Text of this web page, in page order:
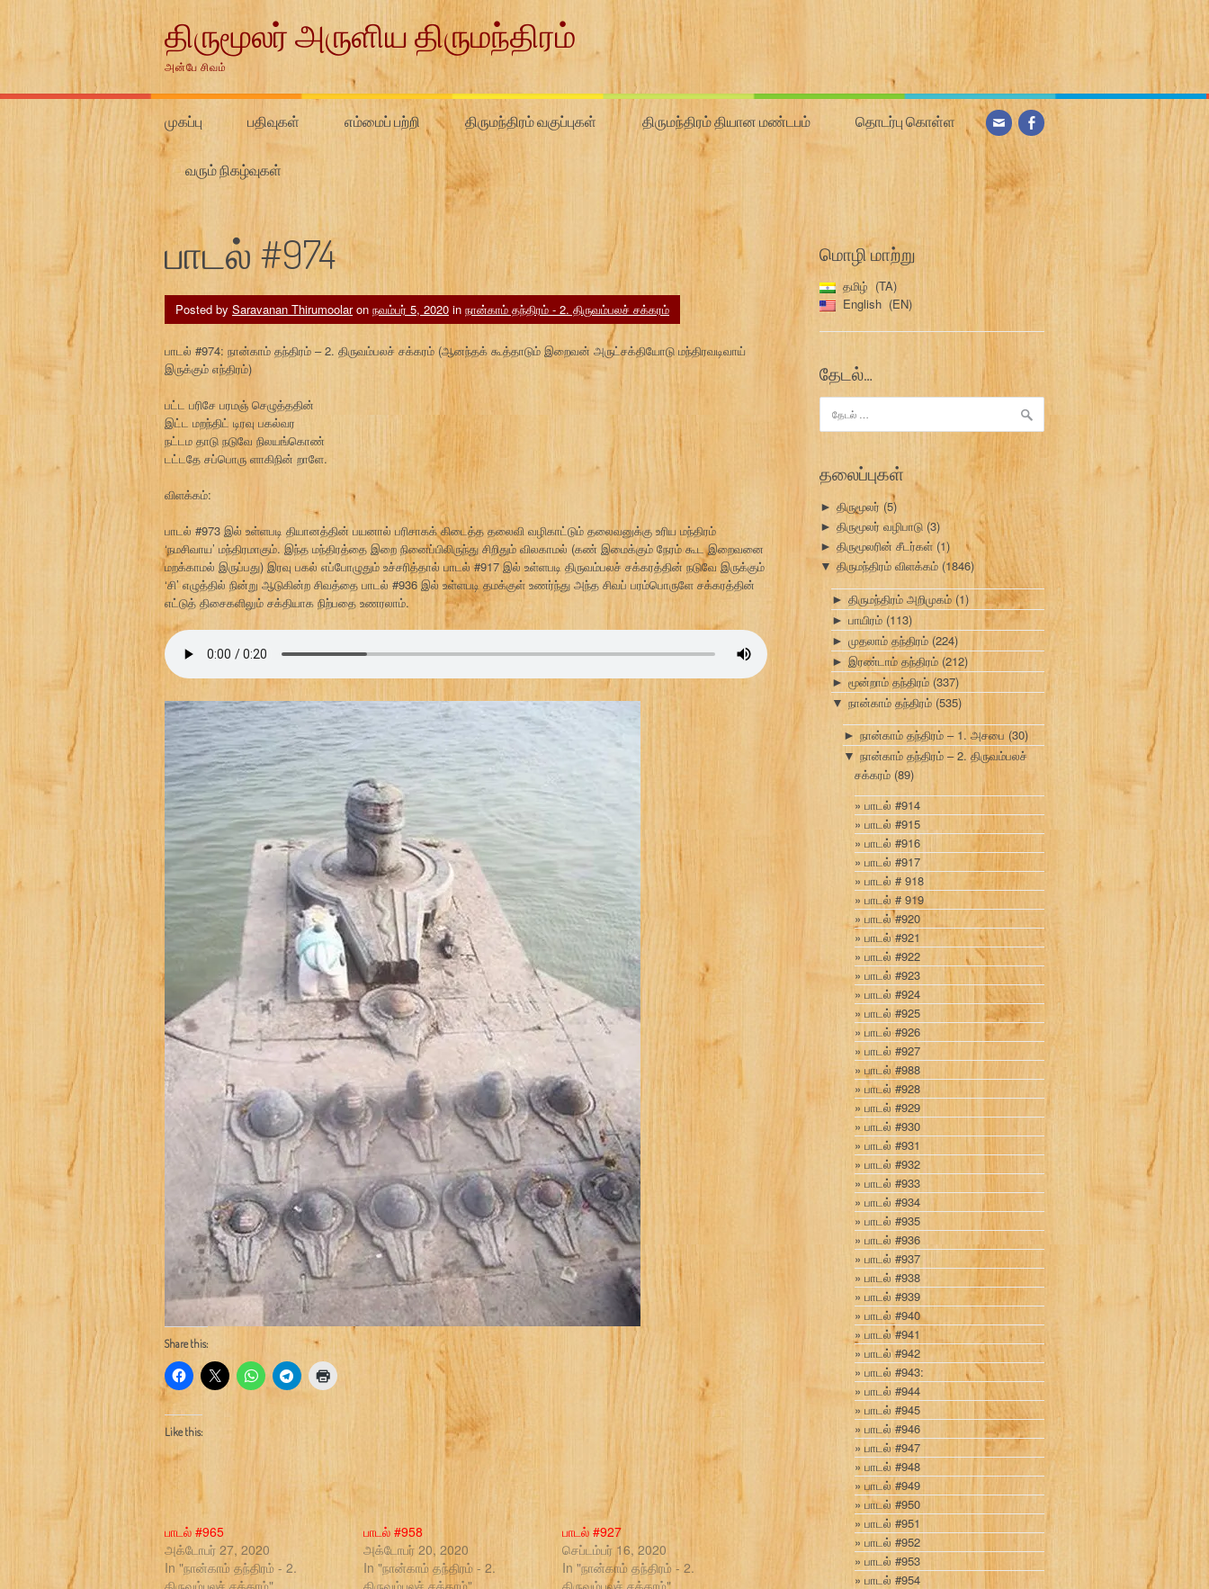
திருமூலர் அருளிய திருமந்திரம்
அன்பே சிவம்
முகப்பு பதிவுகள் எம்மைப் பற்றி திருமந்திரம் வகுப்புகள் திருமந்திரம் தியான மண்டபம் தொடர்பு கொள்ள
வரும் நிகழ்வுகள்
பாடல் #974
Posted by Saravanan Thirumoolaron நவம்பர் 5, 2020 in நான்காம் தந்திரம் - 2. திருவம்பலச் சக்கரம்
பாடல் #974: நான்காம் தந்திரம் – 2. திருவம்பலச் சக்கரம் (ஆனந்தக் கூத்தாடும் இறைவன் அருட்சக்தியோடு மந்திரவடிவாய்
இருக்கும் எந்திரம்)
பட்ட பரிசே பரமஞ் செழுத்ததின்
இட்ட மறந்திட் டிரவு பகல்வர
நட்டம தாடு நடுவே நிலயங்கொண்
டட்டதே சப்பொரு ளாகிநின் றாளே.
விளக்கம்:
பாடல் #973 இல் உள்ளபடி தியானத்தின் பயனால் பரிசாகக் கிடைத்த தலைவி வழிகாட்டும் தலைவனுக்கு உரிய மந்திரம்
‘நமசிவாய’ மந்திரமாகும். இந்த மந்திரத்தை இறை நினைப்பிலிருந்து சிறிதும் விலகாமல் (கண் இமைக்கும் நேரம் கூட இறைவனை
மறக்காமல் இருப்பது) இரவு பகல் எப்போழுதும் உச்சரித்தால் பாடல் #917 இல் உள்ளபடி திருவம்பலச் சக்கரத்தின் நடுவே இருக்கும்
‘சி’ எழுத்தில் நின்று ஆடுகின்ற சிவத்தை பாடல் #936 இல் உள்ளபடி தமக்குள் உணர்ந்து அந்த சிவப் பரம்பொருளே சக்கரத்தின்
எட்டுத் திசைகளிலும் சக்தியாக நிற்பதை உணரலாம்.
Share this:
Like this:
பாடல் #965
அக்டோபர் 27, 2020
In "நான்காம் தந்திரம் - 2.
பாடல் #958
அக்டோபர் 20, 2020
In "நான்காம் தந்திரம் - 2.
பாடல் #927
செப்டம்பர் 16, 2020
In "நான்காம் தந்திரம் - 2.
மொழி மாற்று
தமிழ்
TA
English
EN
தேடல்…
தேடு:
தலைப்புகள்
► திருமூலர் (5)
► திருமூலர் வழிபாடு (3)
► திருமூலரின் சீடர்கள் (1)
▼ திருமந்திரம் விளக்கம் (1846)
► திருமந்திரம் அறிமுகம் (1)
► பாயிரம் (113)
► முதலாம் தந்திரம் (224)
► இரண்டாம் தந்திரம் (212)
► மூன்றாம் தந்திரம் (337)
▼ நான்காம் தந்திரம் (535)
► நான்காம் தந்திரம் – 1. அசபை (30)
▼ நான்காம் தந்திரம் – 2. திருவம்பலச்
சக்கரம் (89)
பாடல் #914
பாடல் #915
பாடல் #916
பாடல் #917
பாடல் # 918
பாடல் # 919
பாடல் #920
பாடல் #921
பாடல் #922
பாடல் #923
பாடல் #924
பாடல் #925
பாடல் #926
பாடல் #927
பாடல் #988
பாடல் #928
பாடல் #929
பாடல் #930
பாடல் #931
பாடல் #932
பாடல் #933
பாடல் #934
பாடல் #935
பாடல் #936
பாடல் #937
பாடல் #938
பாடல் #939
பாடல் #940
பாடல் #941
பாடல் #942
பாடல் #943:
பாடல் #944
பாடல் #945
பாடல் #946
பாடல் #947
பாடல் #948
பாடல் #949
பாடல் #950
பாடல் #951
பாடல் #952
பாடல் #953
பாடல் #954